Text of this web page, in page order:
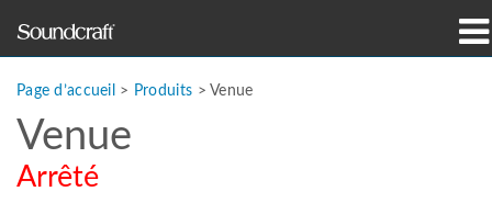
Études de cas et actualités
Où acheter
Page d’accueil > Produits >Venue
Venue
Arrêté